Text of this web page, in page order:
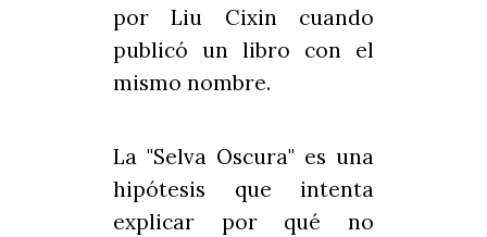
por Liu Cixin cuando
publicó un libro con el
mismo nombre.
La "Selva Oscura" es una
hipótesis que intenta
explicar por qué no